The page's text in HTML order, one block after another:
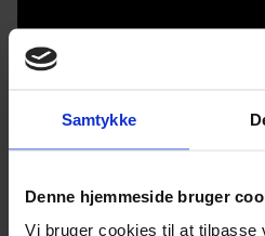
Samtykke
Denne hjemmeside bruger
Vi bruger cookies til at tilpasse